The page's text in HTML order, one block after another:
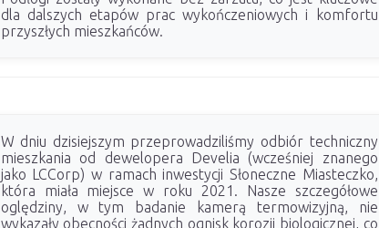
dla dalszych etapów prac wykończeniowych i komfortu
przyszłych mieszkańców.
W dniu dzisiejszym przeprowadziliśmy odbiór techniczny
mieszkania od dewelopera Develia (wcześniej znanego
jako LCCorp) w ramach inwestycji Słoneczne Miasteczko,
która miała miejsce w roku 2021. Nasze szczegółowe
oględziny, w tym badanie kamerą termowizyjną, nie
wykazały obecności żadnych ognisk korozji biologicznej, co